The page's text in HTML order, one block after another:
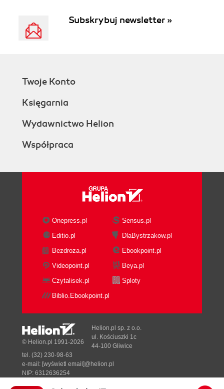
Subskrybuj newsletter »
Twoje Konto
Księgarnia
Wydawnictwo Helion
Współpraca
Onepress.pl
Sensus.pl
Editio.pl
DlaBystrzakow.pl
Bezdroza.pl
Ebookpoint.pl
Videopoint.pl
Beya.pl
Czytalisek.pl
Sploty
Biblio.Ebookpoint.pl
© Helion.pl 1991-2026
Helion.pl sp. z o.o.
ul. Kościuszki 1c
44-100 Gliwice
tel. (32) 230-98-63
e-mail: [wyświetl email]@helion.pl
NIP: 6312636254